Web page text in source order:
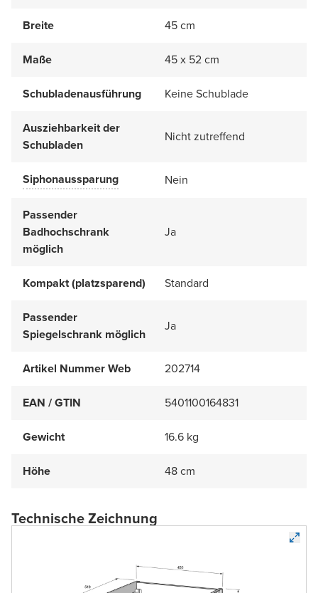
Breite 45 cm
Maße 45 x 52 cm
Schubladenausführung Keine Schublade
Ausziehbarkeit der
Schubladen
Nicht zutreffend
Siphonaussparung Nein
Passender
Badhochschrank
möglich
Ja
Kompakt (platzsparend) Standard
Passender
Spiegelschrank möglich
Ja
Artikel Nummer Web 202714
EAN / GTIN 5401100164831
Gewicht 16.6 kg
Höhe 48 cm
Technische Zeichnung